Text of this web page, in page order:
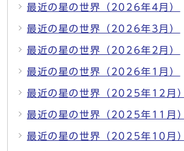
最近の星の世界（2026年4月）
最近の星の世界（2026年3月）
最近の星の世界（2026年2月）
最近の星の世界（2026年1月）
最近の星の世界（2025年12月）
最近の星の世界（2025年11月）
最近の星の世界（2025年10月）